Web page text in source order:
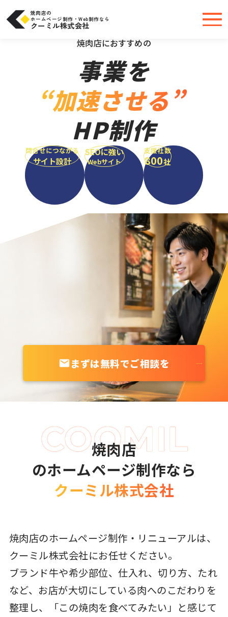
焼肉店の
ホームページ制作・Web制作なら
クーミル株式会社
＼大手・中小問わず実績豊富だから安心／
焼肉店におすすめの
事業を
“加速させる”
HP制作
問合せにつながる
サイト設計
SEOに強い
Webサイト
支援社数
800社
まずは無料でご相談を
焼肉店
のホームページ制作なら
クーミル株式会社
焼肉店のホームページ制作・リニューアルは、
クーミル株式会社にお任せください。
ブランド牛や希少部位、仕入れ、切り方、たれ
など、お店が大切にしている肉へのこだわりを
整理し、「この焼肉を食べてみたい」と感じて